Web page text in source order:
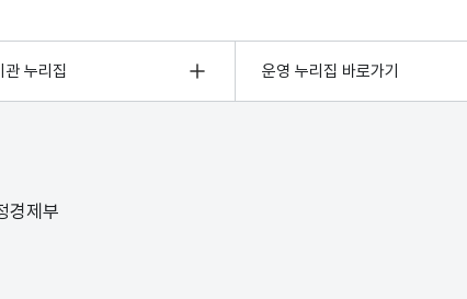
관 누리집 운영 누리집 바로가기
경제부